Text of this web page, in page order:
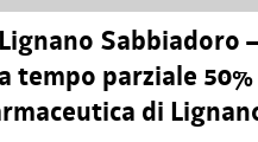
Sabbiadoro
a tempo parziale
di